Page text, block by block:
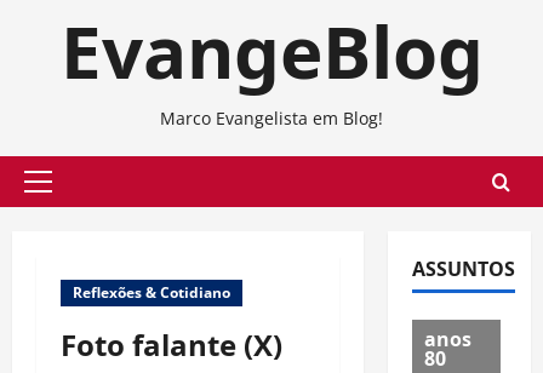
EvangeBlog
Marco Evangelista em Blog!
Primary
Reflexões & Cotidiano
Foto falante (X)
ASSUNTOS
anos
80